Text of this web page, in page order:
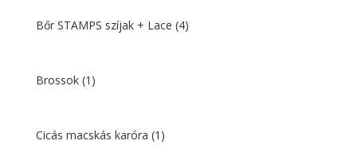
Bőr STAMPS szíjak + Lace (4)
Brossok (1)
Cicás macskás karóra (1)